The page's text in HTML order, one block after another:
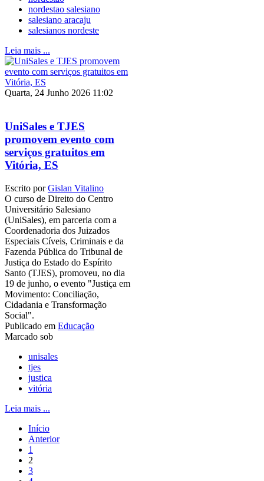
nordestao salesiano
salesiano aracaju
salesianos nordeste
Leia mais ...
Quarta, 24 Junho 2026 11:02
UniSales e TJES
promovem evento com
serviços gratuitos em
Vitória, ES
Escrito porGislan Vitalino
O curso de Direito do Centro
Universitário Salesiano
(UniSales), em parceria com a
Coordenadoria dos Juizados
Especiais Cíveis, Criminais e da
Fazenda Pública do Tribunal de
Justiça do Estado do Espírito
Santo (TJES), promoveu, no dia
19 de junho, o evento "Justiça em
Movimento: Conciliação,
Cidadania e Transformação
Social".
Publicado em Educação
Marcado sob
unisales
tjes
justica
vitória
Leia mais ...
Início
Anterior
1
2
3